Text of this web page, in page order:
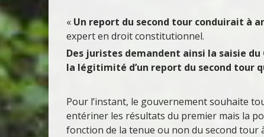
« Un report du second tour conduirait à
expert en droit constitutionnel.
Des juristes demandent ainsi la saisie
la légitimité d’un report du second tour
Pour l’instant, le gouvernement souhaite
entériner les résultats du premier mais la
fonction de la tenue ou non du second tour